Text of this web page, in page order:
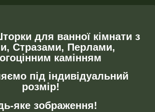
для ванної кімнати з
Стразами, Перлами,
камінням
під індивідуальний
розмір!
яке зображення!